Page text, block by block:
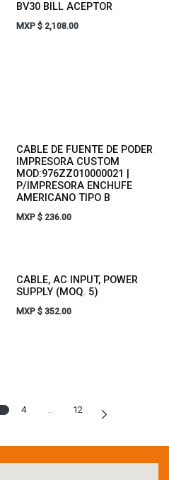
BV30 BILL ACEPTOR
MXP $ 2,108.00
CABLE DE FUENTE DE PODER
IMPRESORA CUSTOM
MOD:976ZZ010000021 |
P/IMPRESORA ENCHUFE
AMERICANO TIPO B
MXP $ 236.00
CABLE, AC INPUT, POWER
SUPPLY (MOQ. 5)
MXP $ 352.00
4 … 12